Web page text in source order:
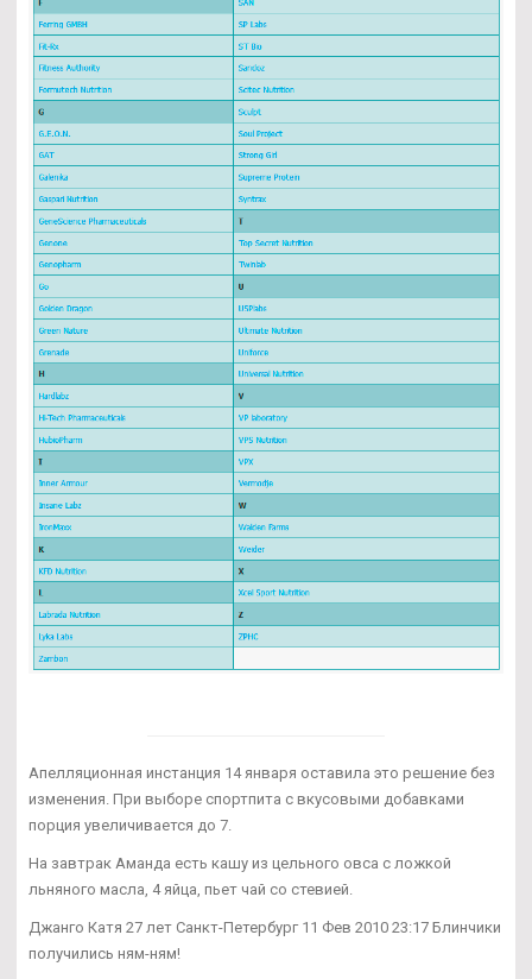
Апелляционная инстанция 14 января оставила это решение без
изменения. При выборе спортпита с вкусовыми добавками
порция увеличивается до 7.
На завтрак Аманда есть кашу из цельного овса с ложкой
льняного масла, 4 яйца, пьет чай со стевией.
Джанго Катя 27 лет Санкт-Петербург 11 Фев 2010 23:17 Блинчики
получились ням-ням!